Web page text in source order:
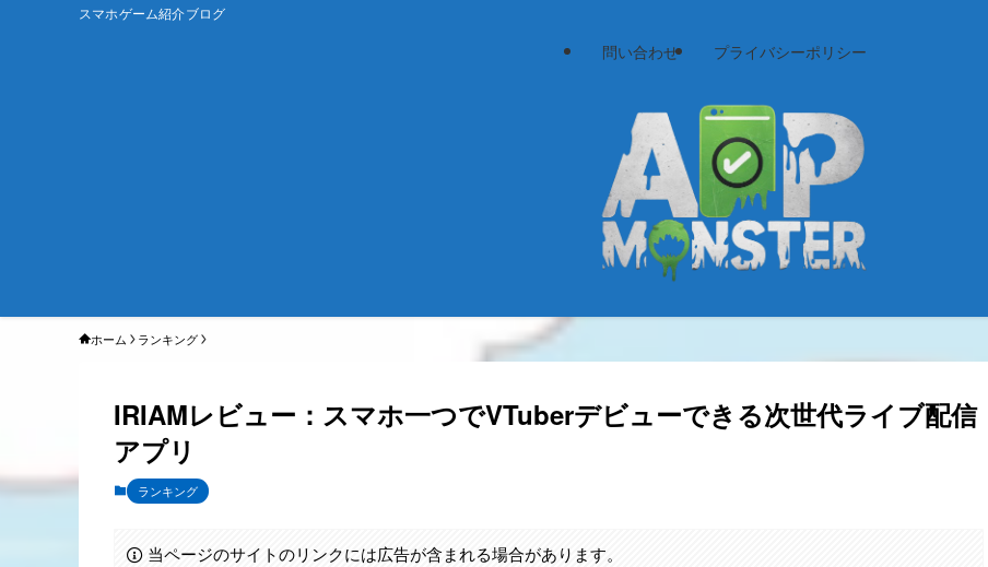
スマホゲーム紹介ブログ
問い合わせ プライバシーポリシー
ホーム ランキング
IRIAMレビュー：スマホ一つでVTuberデビューできる次世代ライブ配信
アプリ
ランキング
当ページのサイトのリンクには広告が含まれる場合があります。